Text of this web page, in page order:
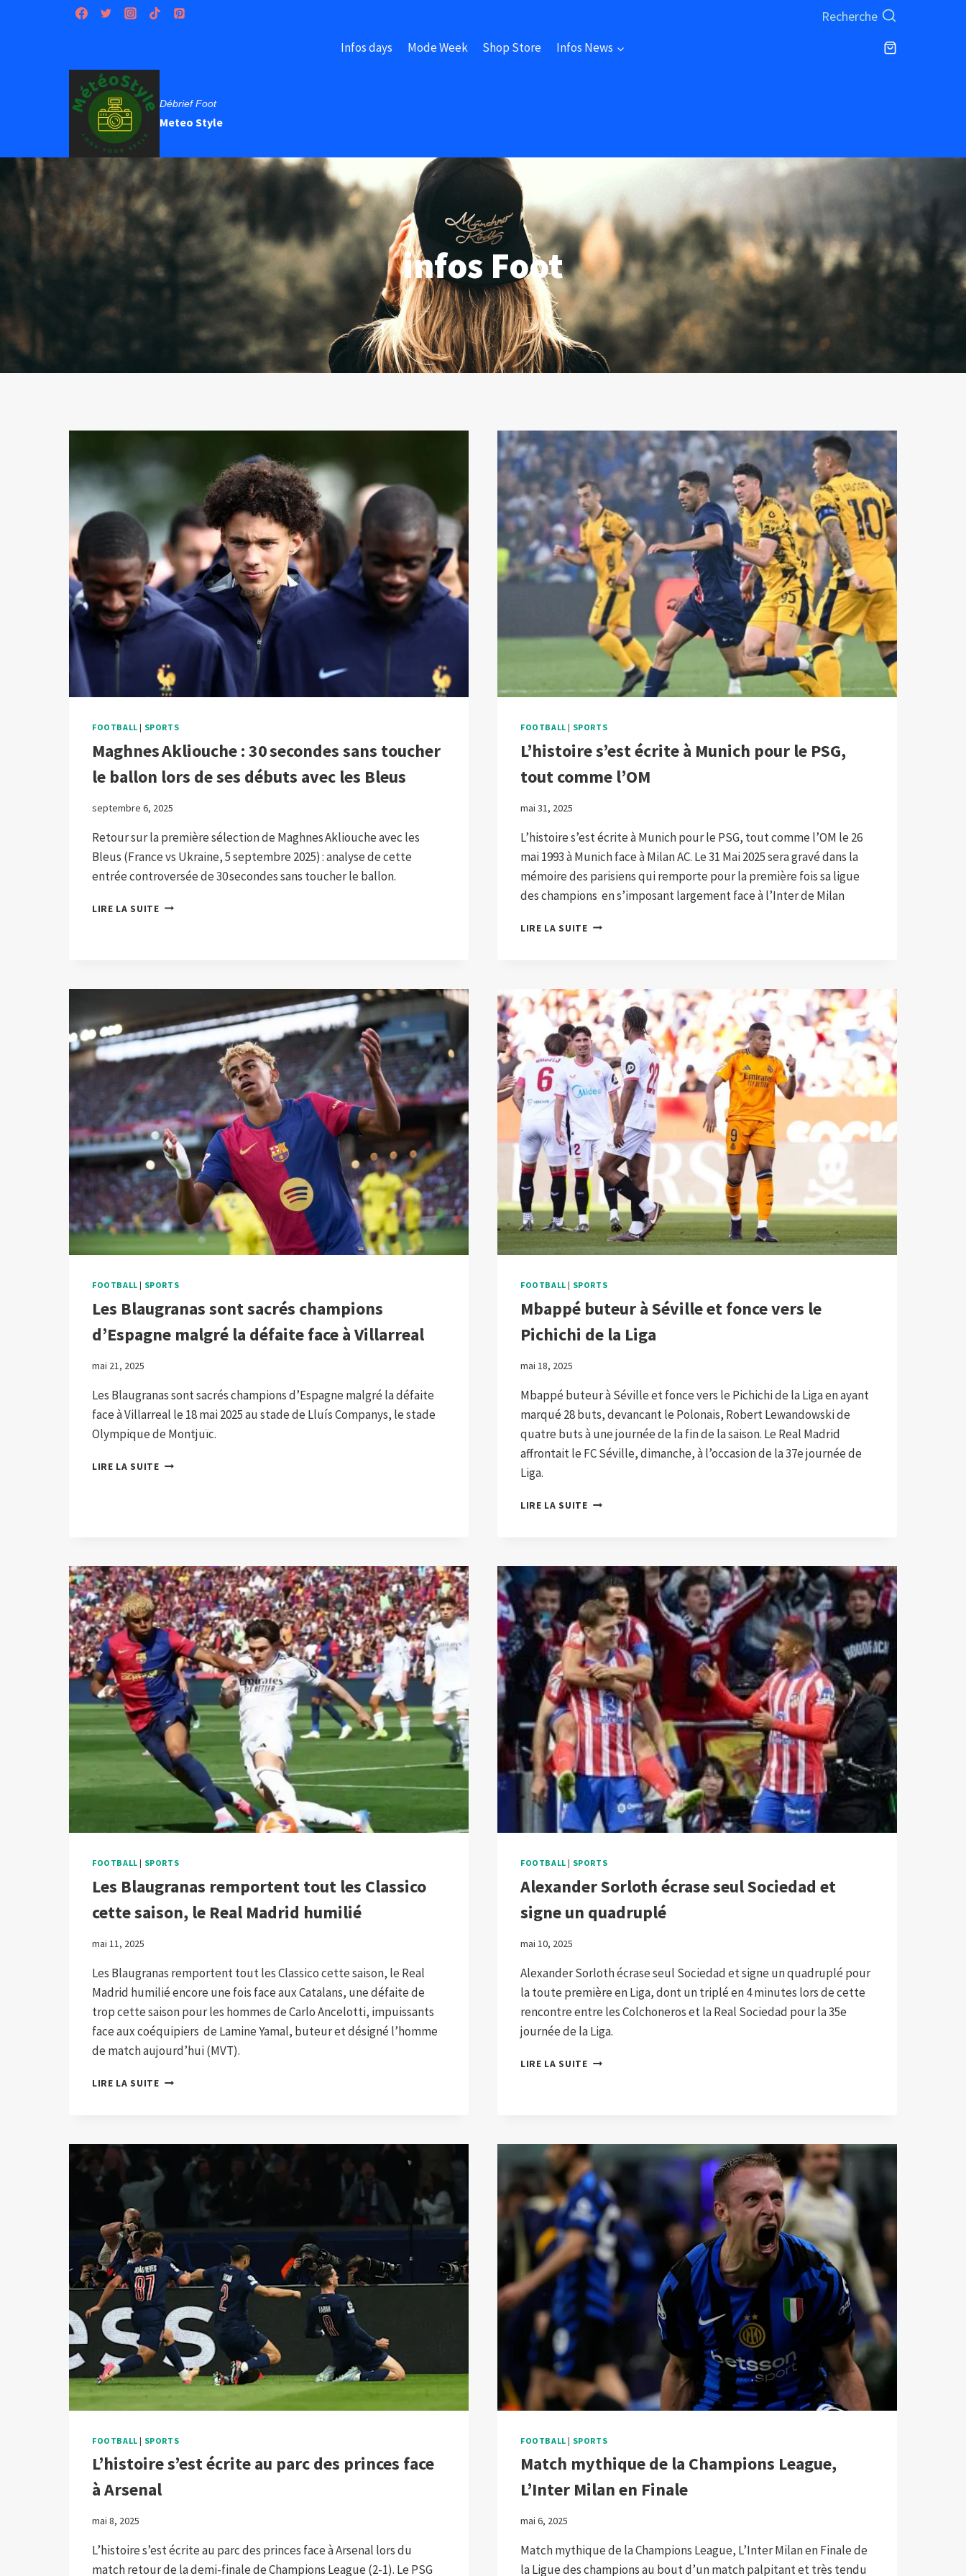
Recherche
Infos days Mode Week Shop Store Infos News
Débrief Foot
Meteo Style
infos Foot
FOOTBALL | SPORTS
Maghnes Akliouche : 30 secondes sans toucher
le ballon lors de ses débuts avec les Bleus
septembre 6, 2025
Retour sur la première sélection de Maghnes Akliouche avec les
Bleus (France vs Ukraine, 5 septembre 2025) : analyse de cette
entrée controversée de 30 secondes sans toucher le ballon.
LIRE LA SUITEMAGHNES AKLIOUCHE
DE
SES
DÉBUTS
AVEC
LES
BLEUS
FOOTBALL | SPORTS
L’histoire s’est écrite à Munich pour le PSG,
tout comme l’OM
mai 31, 2025
L’histoire s’est écrite à Munich pour le PSG, tout comme l’OM le 26
mai 1993 à Munich face à Milan AC. Le 31 Mai 2025 sera gravé dans la
mémoire des parisiens qui remporte pour la première fois sa ligue
des champions en s’imposant largement face à l’Inter de Milan
LIRE LA SUITEL’HISTOIRE
POUR
LE
PSG,
TOUT
COMME
L’OM
FOOTBALL | SPORTS
Les Blaugranas sont sacrés champions
d’Espagne malgré la défaite face à Villarreal
mai 21, 2025
Les Blaugranas sont sacrés champions d’Espagne malgré la défaite
face à Villarreal le 18 mai 2025 au stade de Lluís Companys, le stade
Olympique de Montjuïc.
LIRE LA SUITELES
LA
DÉFAITE
FACE
À
VILLARREAL
FOOTBALL | SPORTS
Mbappé buteur à Séville et fonce vers le
Pichichi de la Liga
mai 18, 2025
Mbappé buteur à Séville et fonce vers le Pichichi de la Liga en ayant
marqué 28 buts, devancant le Polonais, Robert Lewandowski de
quatre buts à une journée de la fin de la saison. Le Real Madrid
affrontait le FC Séville, dimanche, à l’occasion de la 37e journée de
Liga.
LIRE LA SUITEMBAPPÉ
FONCE
VERS
LE
PICHICHI
DE
LA
LIGA
FOOTBALL | SPORTS
Les Blaugranas remportent tout les Classico
cette saison, le Real Madrid humilié
mai 11, 2025
Les Blaugranas remportent tout les Classico cette saison, le Real
Madrid humilié encore une fois face aux Catalans, une défaite de
trop cette saison pour les hommes de Carlo Ancelotti, impuissants
face aux coéquipiers de Lamine Yamal, buteur et désigné l’homme
de match aujourd’hui (MVT).
LIRE LA SUITELES
CLASSICO
CETTE
SAISON,
MADRID
HUMILIÉ
FOOTBALL | SPORTS
Alexander Sorloth écrase seul Sociedad et
signe un quadruplé
mai 10, 2025
Alexander Sorloth écrase seul Sociedad et signe un quadruplé pour
la toute première en Liga, dont un triplé en 4 minutes lors de cette
rencontre entre les Colchoneros et la Real Sociedad pour la 35e
journée de la Liga.
LIRE LA SUITEALEXANDER
UN
QUADRUPLÉ
FOOTBALL | SPORTS
L’histoire s’est écrite au parc des princes face
à Arsenal
mai 8, 2025
L’histoire s’est écrite au parc des princes face à Arsenal lors du
match retour de la demi-finale de Champions League (2-1). Le PSG
FOOTBALL | SPORTS
Match mythique de la Champions League,
L’Inter Milan en Finale
mai 6, 2025
Match mythique de la Champions League, L’Inter Milan en Finale de
la Ligue des champions au bout d’un match palpitant et très tendu